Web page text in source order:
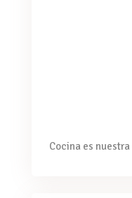
Cocina es nuestra